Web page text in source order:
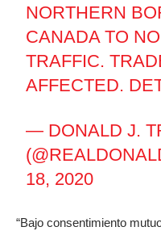
NORTHERN
CANADA TO
TRAFFIC.
AFFECTED.
— DONALD J.
18, 2020
“Bajo consentimiento